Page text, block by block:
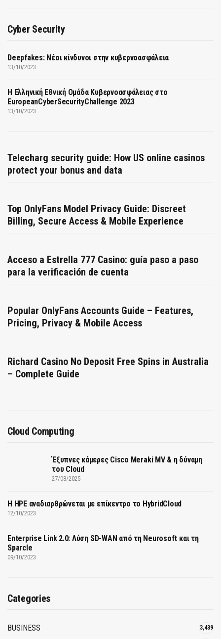
Cyber Security
Deepfakes: Νέοι κίνδυνοι στην κυβερνοασφάλεια
13/10/2023
Η Ελληνική Εθνική Ομάδα Κυβερνοασφάλειας στο
EuropeanCyberSecurityChallenge 2023
13/10/2023
Telecharg security guide: How US online casinos
protect your bonus and data
Top OnlyFans Model Privacy Guide: Discreet
Billing, Secure Access & Mobile Experience
Acceso a Estrella 777 Casino: guía paso a paso
para la verificación de cuenta
Popular OnlyFans Accounts Guide – Features,
Pricing, Privacy & Mobile Access
Richard Casino No Deposit Free Spins in Australia
– Complete Guide
Cloud Computing
Έξυπνες κάμερες Cisco Meraki MV & η δύναμη
του Cloud
27/08/2025
H HPE αναδιαρθρώνεται με επίκεντρο το HybridCloud
12/10/2023
Enterprise Link 2.0: Λύση SD-WAN από τη Neurosoft και τη
Sparcle
09/10/2023
Categories
BUSINESS 3,439